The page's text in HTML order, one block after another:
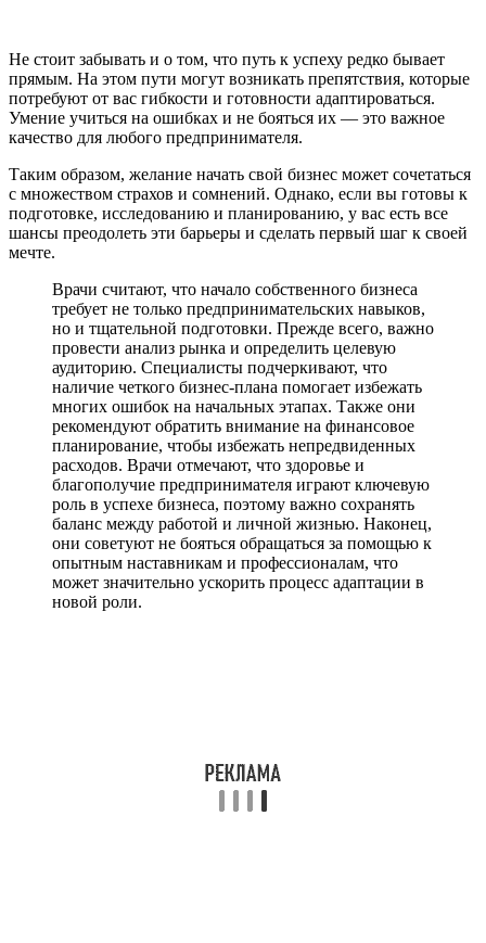
Не стоит забывать и о том, что путь к успеху редко бывает
прямым. На этом пути могут возникать препятствия, которые
потребуют от вас гибкости и готовности адаптироваться.
Умение учиться на ошибках и не бояться их — это важное
качество для любого предпринимателя.
Таким образом, желание начать свой бизнес может сочетаться
с множеством страхов и сомнений. Однако, если вы готовы к
подготовке, исследованию и планированию, у вас есть все
шансы преодолеть эти барьеры и сделать первый шаг к своей
мечте.
Врачи считают, что начало собственного бизнеса
требует не только предпринимательских навыков,
но и тщательной подготовки. Прежде всего, важно
провести анализ рынка и определить целевую
аудиторию. Специалисты подчеркивают, что
наличие четкого бизнес-плана помогает избежать
многих ошибок на начальных этапах. Также они
рекомендуют обратить внимание на финансовое
планирование, чтобы избежать непредвиденных
расходов. Врачи отмечают, что здоровье и
благополучие предпринимателя играют ключевую
роль в успехе бизнеса, поэтому важно сохранять
баланс между работой и личной жизнью. Наконец,
они советуют не бояться обращаться за помощью к
опытным наставникам и профессионалам, что
может значительно ускорить процесс адаптации в
новой роли.